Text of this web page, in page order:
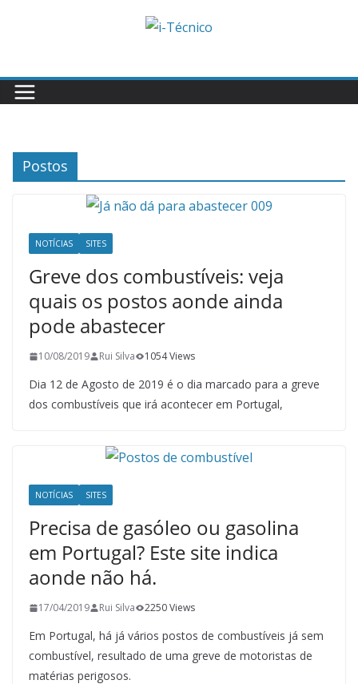
Postos
NOTÍCIAS SITES
Greve dos combustíveis: veja
quais os postos aonde ainda
pode abastecer
10/08/2019 Rui Silva 1054 Views
Dia 12 de Agosto de 2019 é o dia marcado para a greve
dos combustíveis que irá acontecer em Portugal,
NOTÍCIAS SITES
Precisa de gasóleo ou gasolina
em Portugal? Este site indica
aonde não há.
17/04/2019 Rui Silva 2250 Views
Em Portugal, há já vários postos de combustíveis já sem
combustível, resultado de uma greve de motoristas de
matérias perigosos.